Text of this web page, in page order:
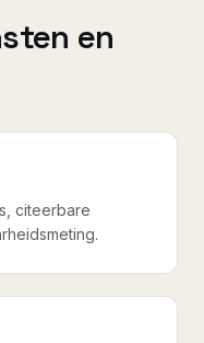
en
citeerbare